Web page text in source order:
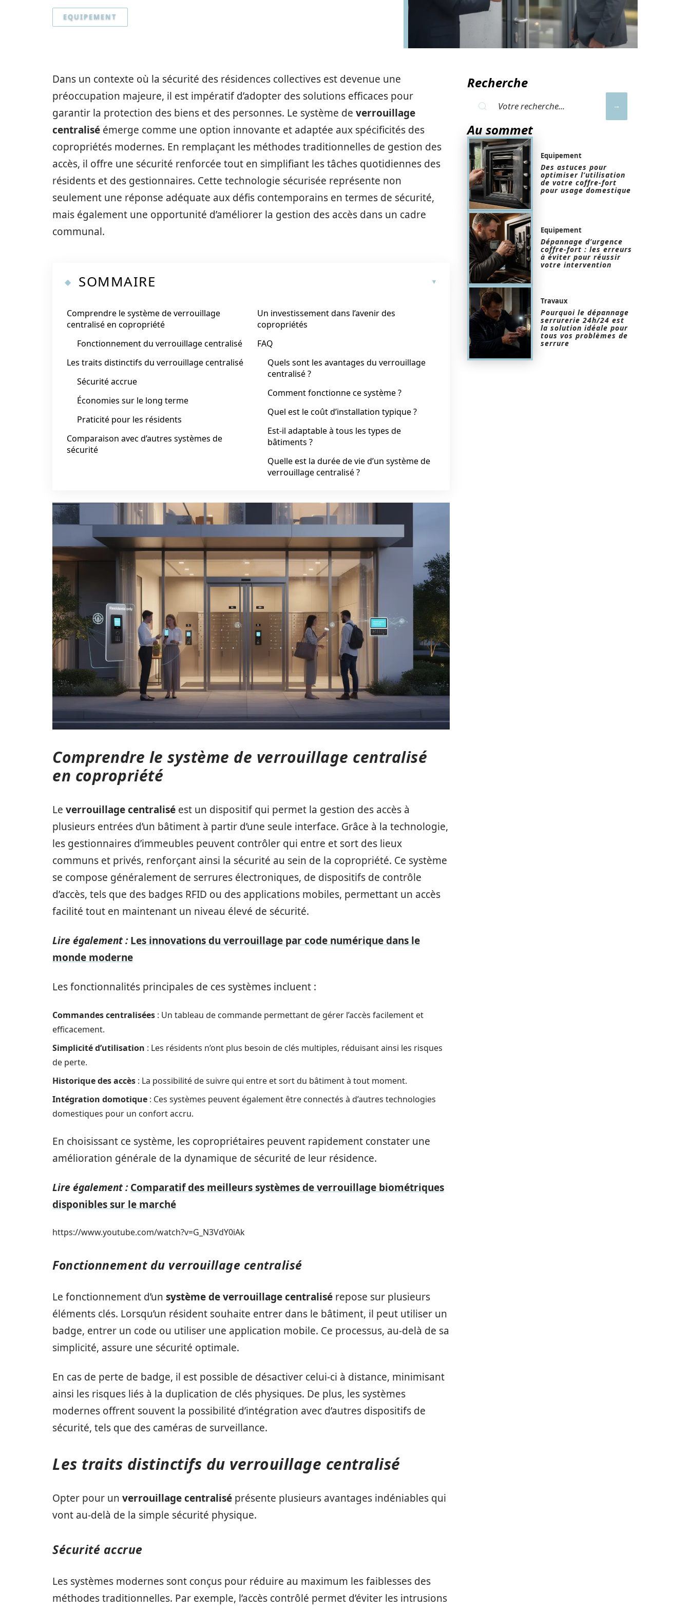
EQUIPEMENT
Dans un contexte où la sécurité des résidences collectives est devenue une
préoccupation majeure, il est impératif d’adopter des solutions efficaces pour
garantir la protection des biens et des personnes. Le système de verrouillage
centralisé émerge comme une option innovante et adaptée aux spécificités des
copropriétés modernes. En remplaçant les méthodes traditionnelles de gestion des
accès, il offre une sécurité renforcée tout en simplifiant les tâches quotidiennes des
résidents et des gestionnaires. Cette technologie sécurisée représente non
seulement une réponse adéquate aux défis contemporains en termes de sécurité,
mais également une opportunité d’améliorer la gestion des accès dans un cadre
communal.
SOMMAIRE
Comprendre le système de verrouillage
centralisé en copropriété
Fonctionnement du verrouillage centralisé
Les traits distinctifs du verrouillage centralisé
Sécurité accrue
Économies sur le long terme
Praticité pour les résidents
Comparaison avec d’autres systèmes de
sécurité
Un investissement dans l’avenir des
copropriétés
FAQ
Quels sont les avantages du verrouillage
centralisé ?
Comment fonctionne ce système ?
Quel est le coût d’installation typique ?
Est-il adaptable à tous les types de
bâtiments ?
Quelle est la durée de vie d’un système de
verrouillage centralisé ?
Comprendre le système de verrouillage centralisé
en copropriété
Le verrouillage centralisé est un dispositif qui permet la gestion des accès à
plusieurs entrées d’un bâtiment à partir d’une seule interface. Grâce à la technologie,
les gestionnaires d’immeubles peuvent contrôler qui entre et sort des lieux
communs et privés, renforçant ainsi la sécurité au sein de la copropriété. Ce système
se compose généralement de serrures électroniques, de dispositifs de contrôle
d’accès, tels que des badges RFID ou des applications mobiles, permettant un accès
facilité tout en maintenant un niveau élevé de sécurité.
Lire également : Les innovations du verrouillage par code numérique dans le
monde moderne
Les fonctionnalités principales de ces systèmes incluent :
Commandes centralisées : Un tableau de commande permettant de gérer l’accès facilement et
efficacement.
Simplicité d’utilisation : Les résidents n’ont plus besoin de clés multiples, réduisant ainsi les risques
de perte.
Historique des accès : La possibilité de suivre qui entre et sort du bâtiment à tout moment.
Intégration domotique : Ces systèmes peuvent également être connectés à d’autres technologies
domestiques pour un confort accru.
En choisissant ce système, les copropriétaires peuvent rapidement constater une
amélioration générale de la dynamique de sécurité de leur résidence.
Lire également : Comparatif des meilleurs systèmes de verrouillage biométriques
disponibles sur le marché
https://www.youtube.com/watch?v=G_N3VdY0iAk
Fonctionnement du verrouillage centralisé
Le fonctionnement d’un système de verrouillage centralisé repose sur plusieurs
éléments clés. Lorsqu’un résident souhaite entrer dans le bâtiment, il peut utiliser un
badge, entrer un code ou utiliser une application mobile. Ce processus, au-delà de sa
simplicité, assure une sécurité optimale.
En cas de perte de badge, il est possible de désactiver celui-ci à distance, minimisant
ainsi les risques liés à la duplication de clés physiques. De plus, les systèmes
modernes offrent souvent la possibilité d’intégration avec d’autres dispositifs de
sécurité, tels que des caméras de surveillance.
Les traits distinctifs du verrouillage centralisé
Opter pour un verrouillage centralisé présente plusieurs avantages indéniables qui
vont au-delà de la simple sécurité physique.
Sécurité accrue
Les systèmes modernes sont conçus pour réduire au maximum les faiblesses des
méthodes traditionnelles. Par exemple, l’accès contrôlé permet d’éviter les intrusions
Recherche
Au sommet
Equipement
Des astuces pour
optimiser l’utilisation
de votre coffre-fort
pour usage domestique
Equipement
Dépannage d’urgence
coffre-fort : les erreurs
à éviter pour réussir
votre intervention
Travaux
Pourquoi le dépannage
serrurerie 24h/24 est
la solution idéale pour
tous vos problèmes de
serrure